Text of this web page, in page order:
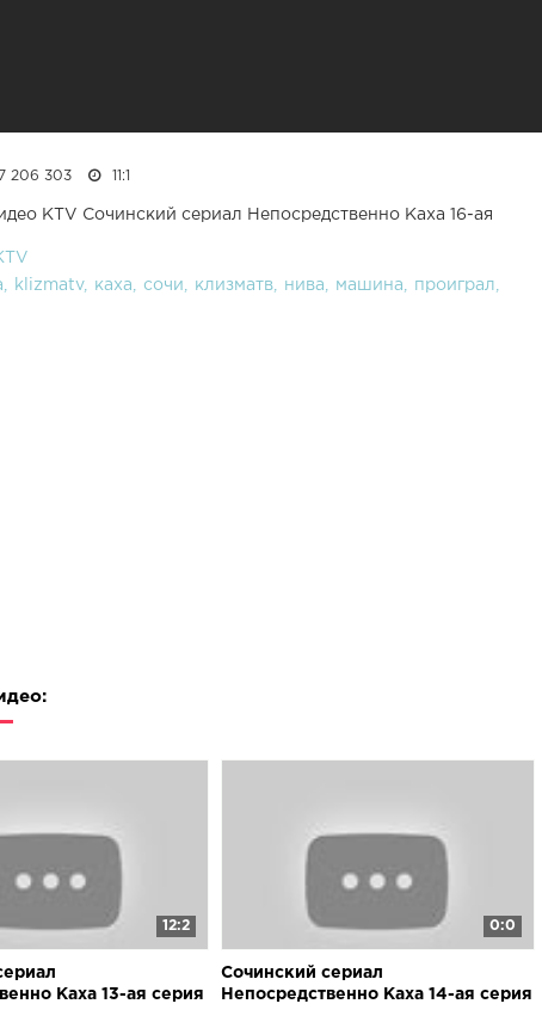
7 206 303 11:1
KTV Сочинский сериал Непосредственно Каха 16-ая
klizmatv каха сочи клизматв нива машина
проиграл
12:2
Каха 13-ая серия
0:0
Сочинский сериал
Непосредственно Каха 14-ая серия